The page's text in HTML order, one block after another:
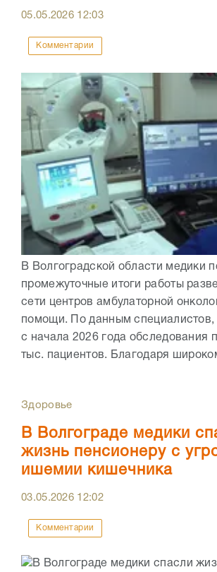
05.05.2026 12:03
Комментарии
В Волгоградской области медики
промежуточные итоги работы
сети центров амбулаторной
помощи. По данным специалистов,
с начала 2026 года обследования
тыс. пациентов. Благодаря
Здоровье
В Волгограде медики
жизнь пенсионеру с
ишемии кишечника
03.05.2026 12:02
Комментарии